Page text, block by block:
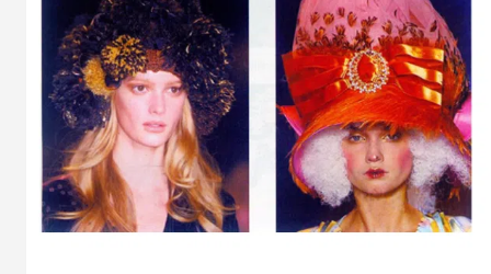
y
deméritos
de
los
tejidos
comunes
-
Ⅱ